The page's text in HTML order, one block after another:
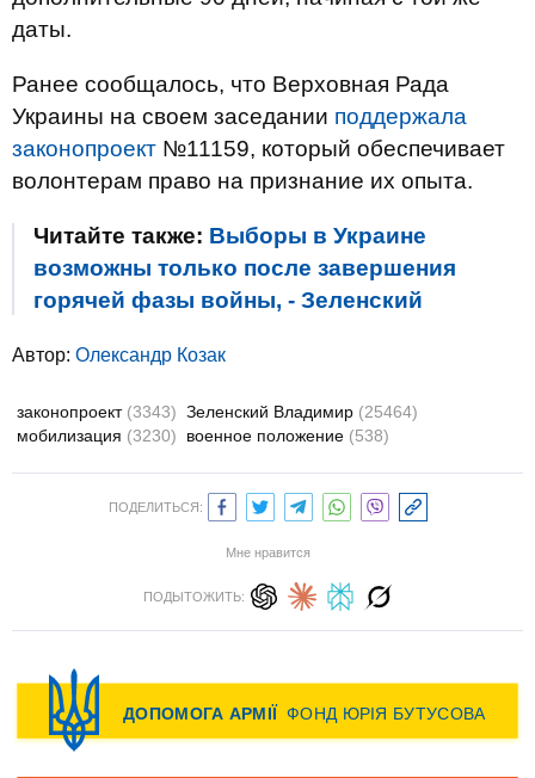
даты.
Ранее сообщалось, что Верховная Рада
Украины на своем заседании поддержала
законопроект №11159, который обеспечивает
волонтерам право на признание их опыта.
Читайте также: Выборы в Украине
возможны только после завершения
горячей фазы войны, - Зеленский
Автор: Олександр Козак
законопроект (3343) Зеленский Владимир (25464)
мобилизация (3230) военное положение (538)
ПОДЕЛИТЬСЯ:
Мне нравится
ПОДЫТОЖИТЬ: